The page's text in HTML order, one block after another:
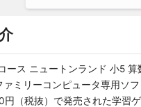
ース ニュートンランド 小5
ァミリーコンピュータ専用ソ
（税抜）で発売された学習ゲ